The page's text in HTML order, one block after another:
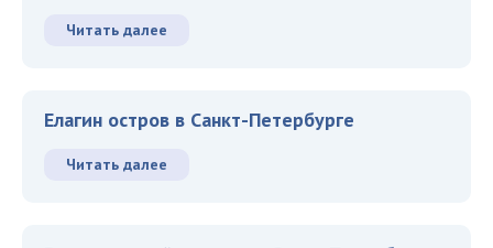
Читать далее
Елагин остров в Санкт-Петербурге
Читать далее